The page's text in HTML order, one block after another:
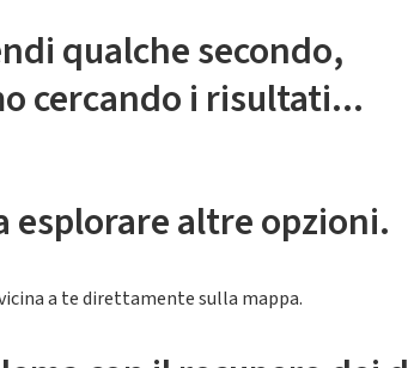
qualche secondo,
cercando i risultati...
esplorare altre opzioni.
a te direttamente sulla mappa.